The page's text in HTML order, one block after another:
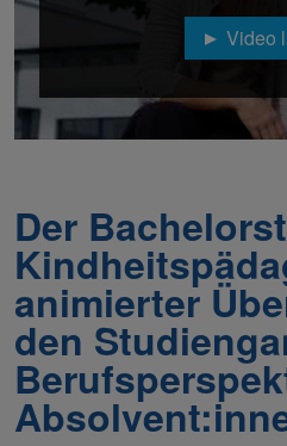
Video
Der
animierter
den